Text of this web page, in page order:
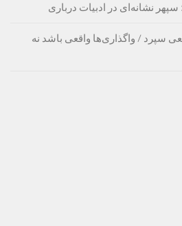
نشانه‌ای در ادبیات درباری
سپرد / واگذاری‌ها واقعی باشد نه